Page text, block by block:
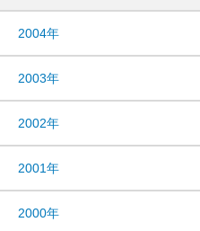
2004年
2003年
2002年
2001年
2000年